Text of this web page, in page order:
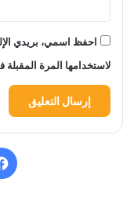
احفظ اسمي، بريدي
لاستخدامها المرة المقبلة